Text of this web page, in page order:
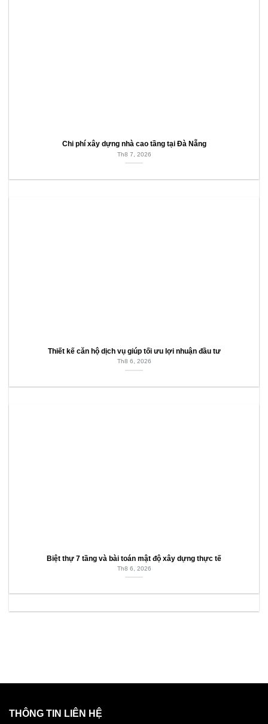
Chi phí xây dựng nhà cao tầng tại Đà Nẵng
Th8 7, 2026
Thiết kế căn hộ dịch vụ giúp tối ưu lợi nhuận đầu tư
Th8 6, 2026
Biệt thự 7 tầng và bài toán mật độ xây dựng thực tế
Th8 6, 2026
THÔNG TIN LIÊN HỆ